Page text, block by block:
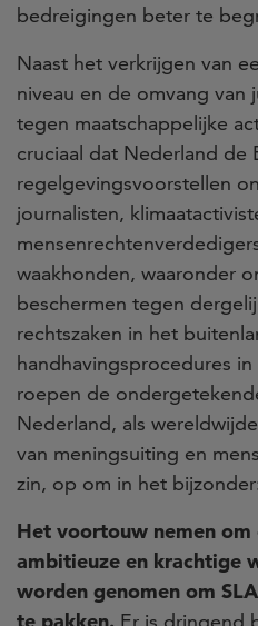
bedreigingen beter te
Naast het verkrijgen van
niveau en de omvang van
tegen maatschappelijke
cruciaal dat Nederland de
regelgevingsvoorstellen
journalisten,
waakhonden, waaronder
beschermen tegen
rechtszaken in het
handhavingsprocedures
roepen de
Nederland, als
van meningsuiting en
zin, op om in het
Het voortouw nemen
ambitieuze en krachtige
worden genomen om
te pakken. Er is dringend